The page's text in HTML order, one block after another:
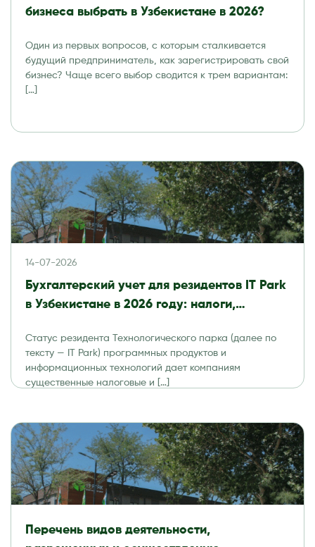
бизнеса выбрать в Узбекистане в 2026?
Один из первых вопросов, с которым сталкивается
будущий предприниматель, как зарегистрировать свой
бизнес? Чаще всего выбор сводится к трем вариантам:
[…]
14-07-2026
Бухгалтерский учет для резидентов IT Park
в Узбекистане в 2026 году: налоги,
Статус резидента Технологического парка (далее по
тексту — IT Park) программных продуктов и
информационных технологий дает компаниям
существенные налоговые и […]
Перечень видов деятельности,